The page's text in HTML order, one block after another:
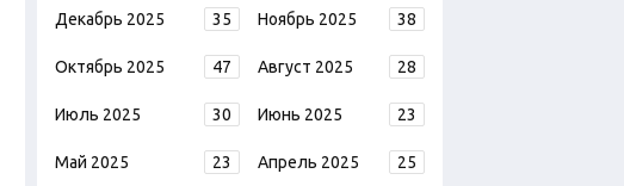
Декабрь 2025 35 Ноябрь 2025 38
Октябрь 2025 47 Август 2025 28
Июль 2025 30 Июнь 2025 23
Май 2025 23 Апрель 2025 25